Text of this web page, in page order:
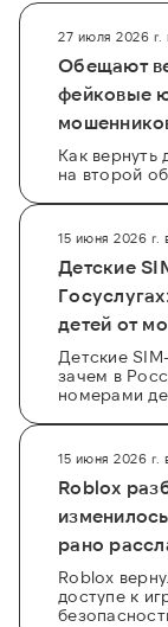
27 июля 2026 г.
Обещают
фейковые
Как вернуть
на второй
15 июня 2026 г.
Детские
детей от
Детские
зачем в
номерами
15 июня 2026 г.
Roblox
рано
Roblox
доступе к